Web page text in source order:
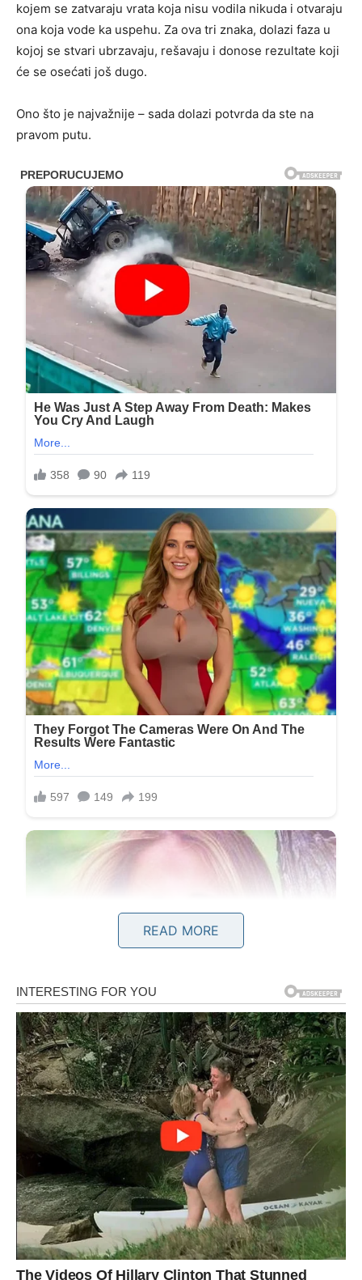
kojem se zatvaraju vrata koja nisu vodila nikuda i otvaraju
ona koja vode ka uspehu. Za ova tri znaka, dolazi faza u
kojoj se stvari ubrzavaju, rešavaju i donose rezultate koji
će se osećati još dugo.
Ono što je najvažnije – sada dolazi potvrda da ste na
pravom putu.
READ MORE